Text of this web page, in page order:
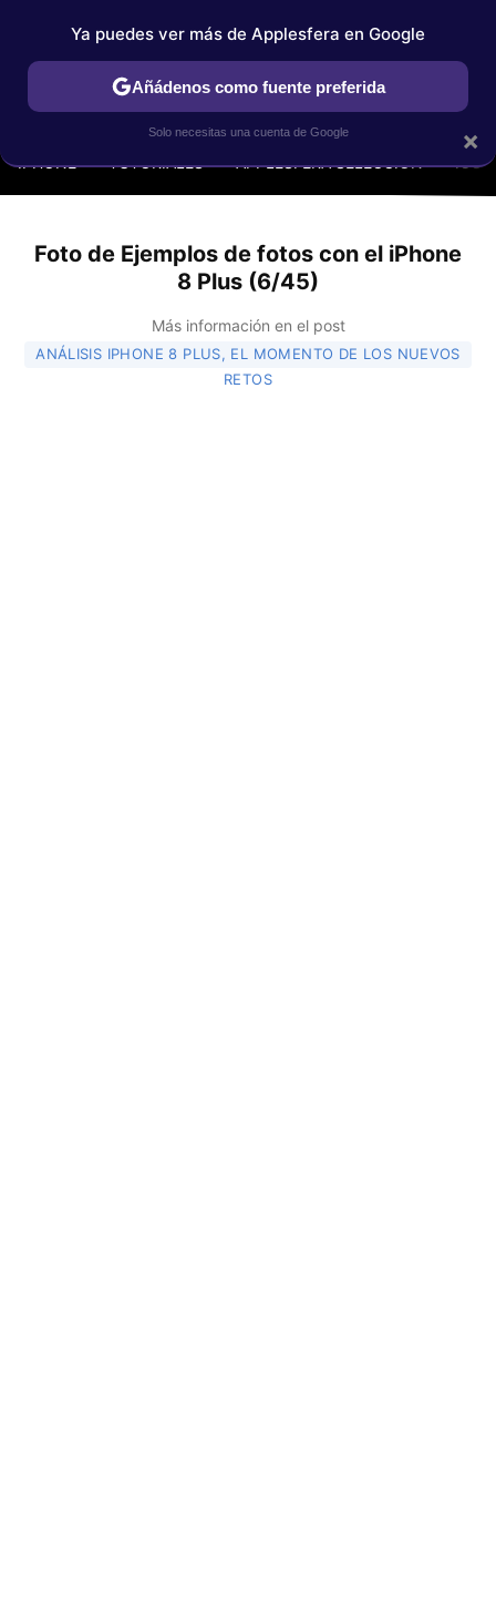
IPHONE TUTORIALES APPLESFERA SELECCIÓN IOS
Foto de Ejemplos de fotos con el iPhone
8 Plus (6/45)
Más información en el post
ANÁLISIS IPHONE 8 PLUS, EL MOMENTO DE LOS NUEVOS
RETOS
×
Ya puedes ver más de Applesfera en Google
Añádenos como fuente preferida
Solo necesitas una cuenta de Google